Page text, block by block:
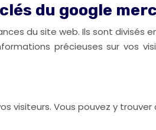
du google
du site web. Ils sont divisés
précieuses sur vos
visiteurs. Vous pouvez y trouver